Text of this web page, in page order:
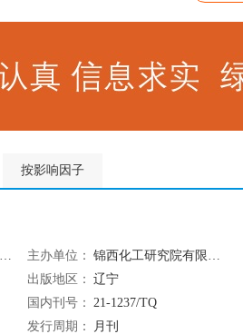
按影响因子
主办单位： 锦西化工研究院有限公司
出版地区： 辽宁
国内刊号： 21-1237/TQ
发行周期：
月刊